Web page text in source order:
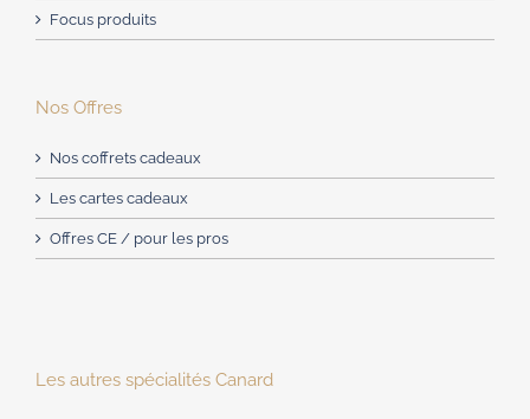
Focus produits
Nos Offres
Nos coffrets cadeaux
Les cartes cadeaux
Offres CE / pour les pros
Les autres spécialités Canard